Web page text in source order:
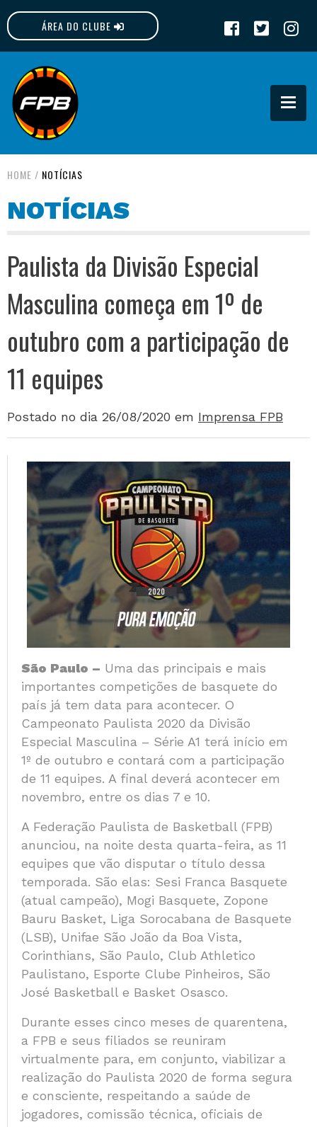
ÁREA DO CLUBE
FPB
HOME / NOTÍCIAS
NOTÍCIAS
Paulista da Divisão Especial
Masculina começa em 1º de
outubro com a participação de
11 equipes
Postado no dia 26/08/2020 em Imprensa FPB
São Paulo – Uma das principais e mais
importantes competições de basquete do
país já tem data para acontecer. O
Campeonato Paulista 2020 da Divisão
Especial Masculina – Série A1 terá início em
1º de outubro e contará com a participação
de 11 equipes. A final deverá acontecer em
novembro, entre os dias 7 e 10.
A Federação Paulista de Basketball (FPB)
anunciou, na noite desta quarta-feira, as 11
equipes que vão disputar o título dessa
temporada. São elas: Sesi Franca Basquete
(atual campeão), Mogi Basquete, Zopone
Bauru Basket, Liga Sorocabana de Basquete
(LSB), Unifae São João da Boa Vista,
Corinthians, São Paulo, Club Athletico
Paulistano, Esporte Clube Pinheiros, São
José Basketball e Basket Osasco.
Durante esses cinco meses de quarentena,
a FPB e seus filiados se reuniram
virtualmente para, em conjunto, viabilizar a
realização do Paulista 2020 de forma segura
e consciente, respeitando a saúde de
jogadores, comissão técnica, oficiais de